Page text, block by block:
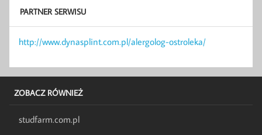
PARTNER SERWISU
http://www.dynasplint.com.pl/alergolog-ostroleka/
ZOBACZ RÓWNIEŻ
studfarm.com.pl